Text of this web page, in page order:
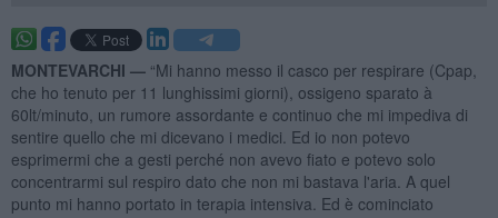
MONTEVARCHI — “Mi hanno messo il casco per respirare (Cpap,
che ho tenuto per 11 lunghissimi giorni), ossigeno sparato à
60lt/minuto, un rumore assordante e continuo che mi impediva di
sentire quello che mi dicevano i medici. Ed io non potevo
esprimermi che a gesti perché non avevo fiato e potevo solo
concentrarmi sul respiro dato che non mi bastava l'aria. A quel
punto mi hanno portato in terapia intensiva. Ed è cominciato